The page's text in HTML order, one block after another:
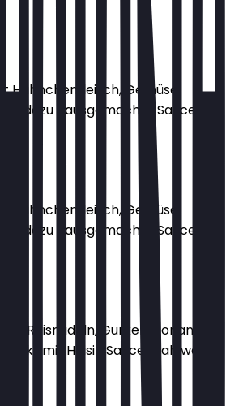
Hähnchenfleisch, Gemüse,
dazu hausgemachte Sauce
Hähnchenfleisch, Gemüse,
dazu hausgemachte Sauce
Reisnudeln, Gurken, Koriander,
mit Hoisin Sauce Wahlweise